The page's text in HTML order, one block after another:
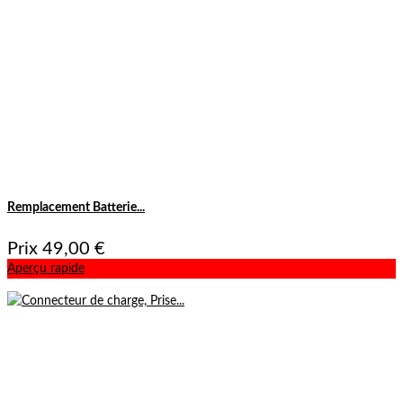
Remplacement Batterie...
Prix 49,00 €
Aperçu rapide